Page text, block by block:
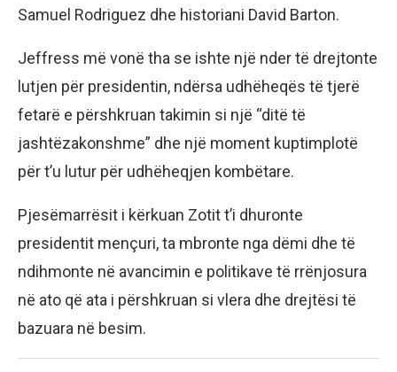
Samuel Rodriguez dhe historiani David Barton.
Jeffress më vonë tha se ishte një nder të drejtonte
lutjen për presidentin, ndërsa udhëheqës të tjerë
fetarë e përshkruan takimin si një “ditë të
jashtëzakonshme” dhe një moment kuptimplotë
për t’u lutur për udhëheqjen kombëtare.
Pjesëmarrësit i kërkuan Zotit t’i dhuronte
presidentit mençuri, ta mbronte nga dëmi dhe të
ndihmonte në avancimin e politikave të rrënjosura
në ato që ata i përshkruan si vlera dhe drejtësi të
bazuara në besim.